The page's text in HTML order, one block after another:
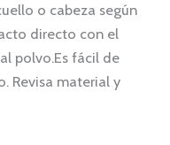
o cabeza según
directo con el
polvo.Es fácil de
Revisa material y